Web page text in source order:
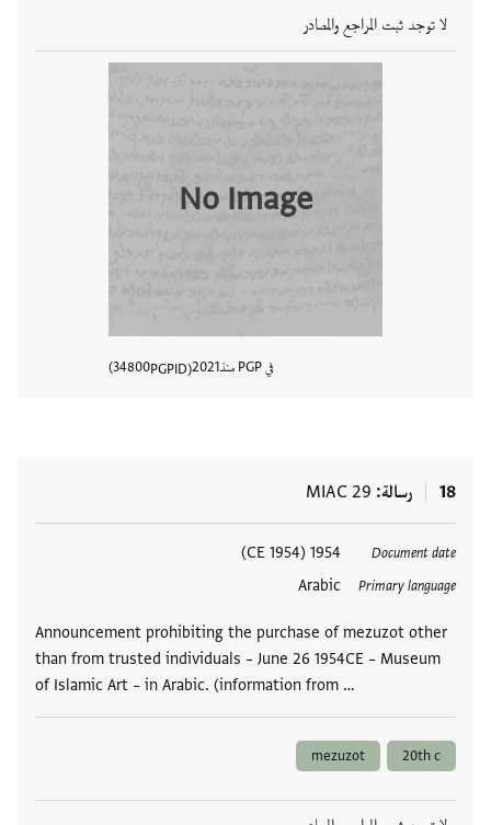
لا توجد ثبت المراجع والمصادر
No Image
في PGP منذ 2021
PGPID
34800
18 رسالة MIAC 29
Document date
1954 (1954 CE)
Primary language
Arabic
Announcement prohibiting the purchase of mezuzot other
than from trusted individuals – June 26 1954CE – Museum
of Islamic Art – in Arabic. (information from …
العلامات
20th c
mezuzot